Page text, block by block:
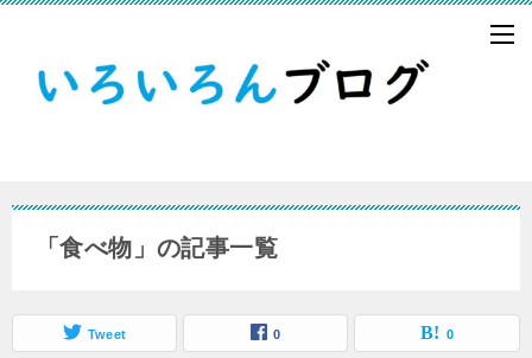
「食べ物」の記事一覧
Tweet 0 0